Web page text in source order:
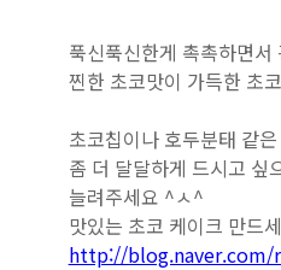
푹신푹신한게 촉촉하면
찐한 초코맛이 가득한 초
초코칩이나 호두분태 같
좀 더 달달하게 드시고 싶
늘려주세요 ^ㅅ^
맛있는 초코 케이크 만드
http://blog.naver.com/